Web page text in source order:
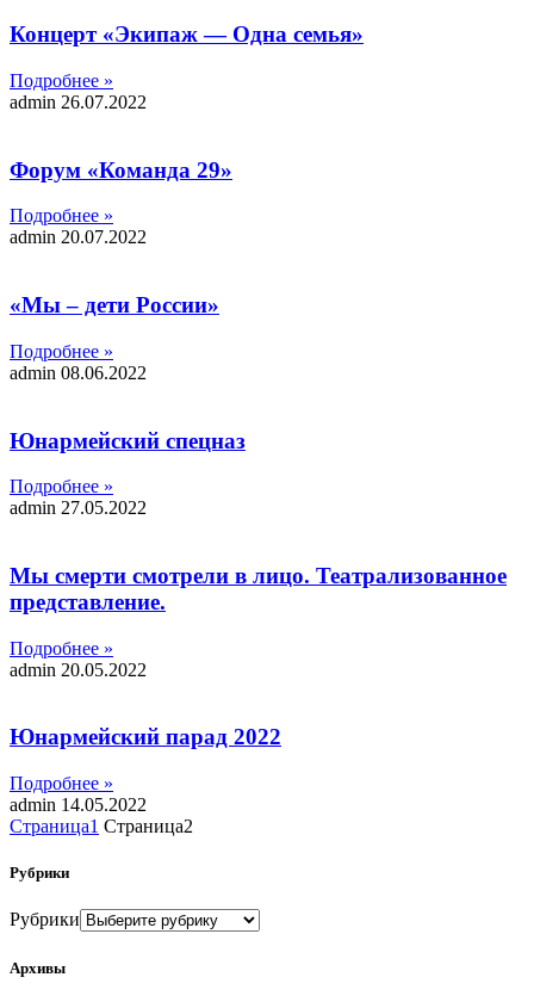
Концерт «Экипаж — Одна семья»
Подробнее »
admin 26.07.2022
Форум «Команда 29»
Подробнее »
admin 20.07.2022
«Мы – дети России»
Подробнее »
admin 08.06.2022
Юнармейский спецназ
Подробнее »
admin 27.05.2022
Мы смерти смотрели в лицо. Театрализованное
представление.
Подробнее »
admin 20.05.2022
Юнармейский парад 2022
Подробнее »
admin 14.05.2022
Страница1 Страница2
Рубрики
Рубрики
Архивы